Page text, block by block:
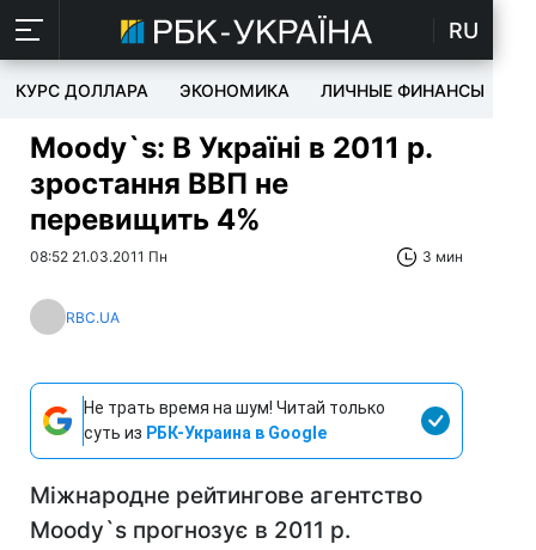
RU
КУРС ДОЛЛАРА ЭКОНОМИКА ЛИЧНЫЕ ФИНАНСЫ
Moody`s: В Україні в 2011 р.
зростання ВВП не
перевищить 4%
08:52 21.03.2011 Пн 3 мин
RBC.UA
Не трать время на шум! Читай только
суть из РБК-Украина в Google
Міжнародне рейтингове агентство
Moody`s прогнозує в 2011 р.